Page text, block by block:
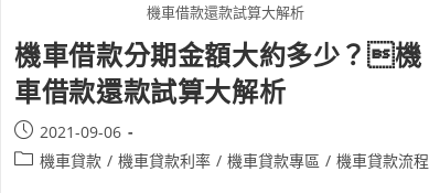
機車借款還款試算大解析
機車借款分期金額大約多少？機
車借款還款試算大解析
2021-09-06
機車貸款 / 機車貸款利率 / 機車貸款專區 / 機車貸款流程